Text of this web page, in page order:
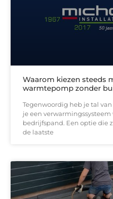
Waarom kiezen steeds
warmtepomp zonder
Tegenwoordig heb je tal
je een
bedrijfspand. Een optie die
de laatste